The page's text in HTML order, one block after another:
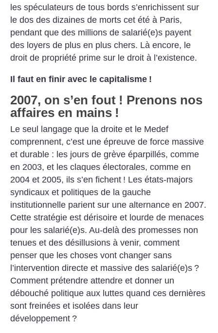
les spéculateurs de tous bords s’enrichissent sur
le dos des dizaines de morts cet été à Paris,
pendant que des millions de salarié(e)s payent
des loyers de plus en plus chers. Là encore, le
droit de propriété prime sur le droit à l’existence.
Il faut en finir avec le capitalisme !
2007, on s’en fout ! Prenons nos
affaires en mains !
Le seul langage que la droite et le Medef
comprennent, c’est une épreuve de force massive
et durable : les jours de grève éparpillés, comme
en 2003, et les claques électorales, comme en
2004 et 2005, ils s’en fichent ! Les états-majors
syndicaux et politiques de la gauche
institutionnelle parient sur une alternance en 2007.
Cette stratégie est dérisoire et lourde de menaces
pour les salarié(e)s. Au-delà des promesses non
tenues et des désillusions à venir, comment
penser que les choses vont changer sans
l’intervention directe et massive des salarié(e)s ?
Comment prétendre attendre et donner un
débouché politique aux luttes quand ces dernières
sont freinées et isolées dans leur
développement ?